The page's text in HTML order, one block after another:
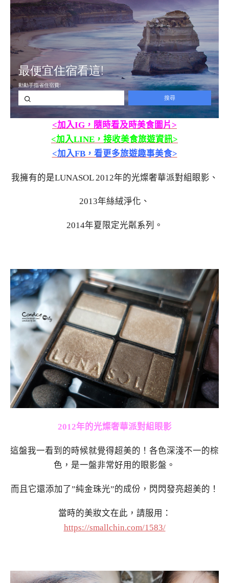
<加入IG，隨時看及時美食圖片>
<加入LINE，接收美食旅遊資訊>
<加入FB，看更多旅遊趣事美食>
我擁有的是LUNASOL 2012年的光燦奢華派對組眼影、
2013年絲絨淨化、
2014年夏限定光粼系列。
2012年的光燦奢華派對組眼影
這盤我一看到的時候就覺得超美的！各色深淺不一的棕
色，是一盤非常好用的眼影盤。
而且它還添加了”純金珠光”的成份，閃閃發亮超美的！
當時的美妝文在此，請服用：
https://smallchin.com/1583/